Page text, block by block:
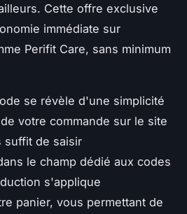
Cette offre exclusive
immédiate sur
Perifit Care, sans minimum
se révèle d'une simplicité
votre commande sur le site
suffit de saisir
le champ dédié aux codes
s'applique
panier, vous permettant de